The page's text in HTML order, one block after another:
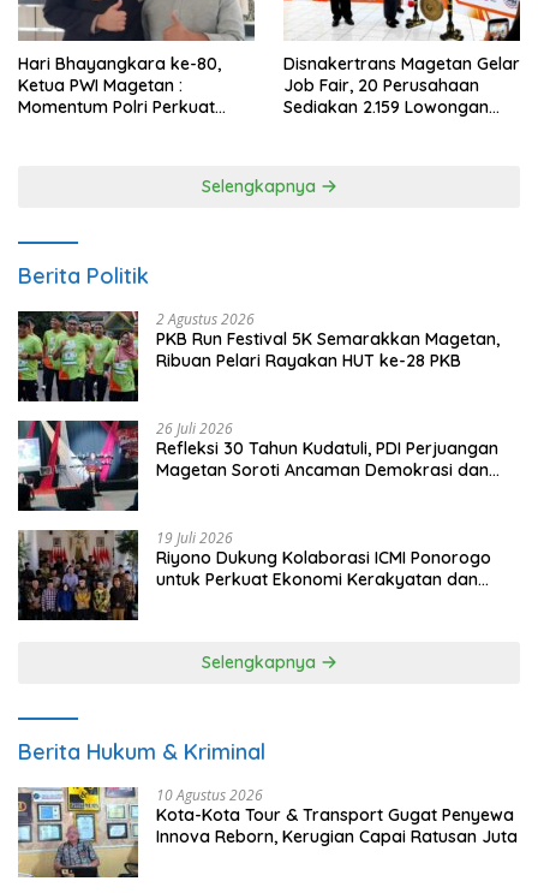
Hari Bhayangkara ke-80,
Ketua PWI Magetan :
Momentum Polri Perkuat
Disnakertrans Magetan Gelar
Job Fair, 20 Perusahaan
Sediakan 2.159 Lowongan
Selengkapnya
Berita Politik
2 Agustus 2026
PKB Run Festival 5K Semarakkan Magetan,
Ribuan Pelari Rayakan HUT ke-28 PKB
26 Juli 2026
Refleksi 30 Tahun Kudatuli, PDI Perjuangan
Magetan Soroti Ancaman Demokrasi dan
19 Juli 2026
Riyono Dukung Kolaborasi ICMI Ponorogo
untuk Perkuat Ekonomi Kerakyatan dan
Selengkapnya
Berita Hukum & Kriminal
10 Agustus 2026
Kota-Kota Tour & Transport Gugat Penyewa
Innova Reborn, Kerugian Capai Ratusan Juta